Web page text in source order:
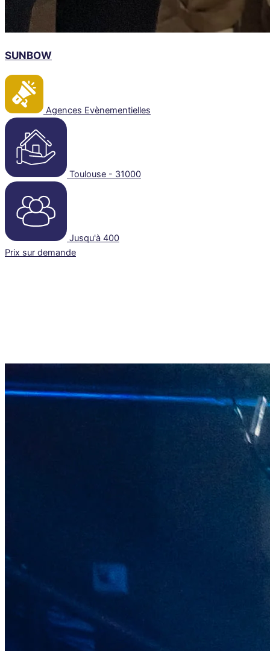
SUNBOW
Agences Evènementielles
Toulouse - 31000
Jusqu'à 400
Prix sur demande